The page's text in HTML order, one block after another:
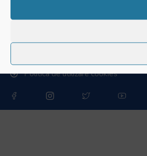
Politica de utilizare cookies